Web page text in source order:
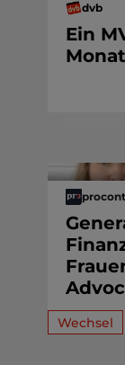
dvb
Ein
Wechsel